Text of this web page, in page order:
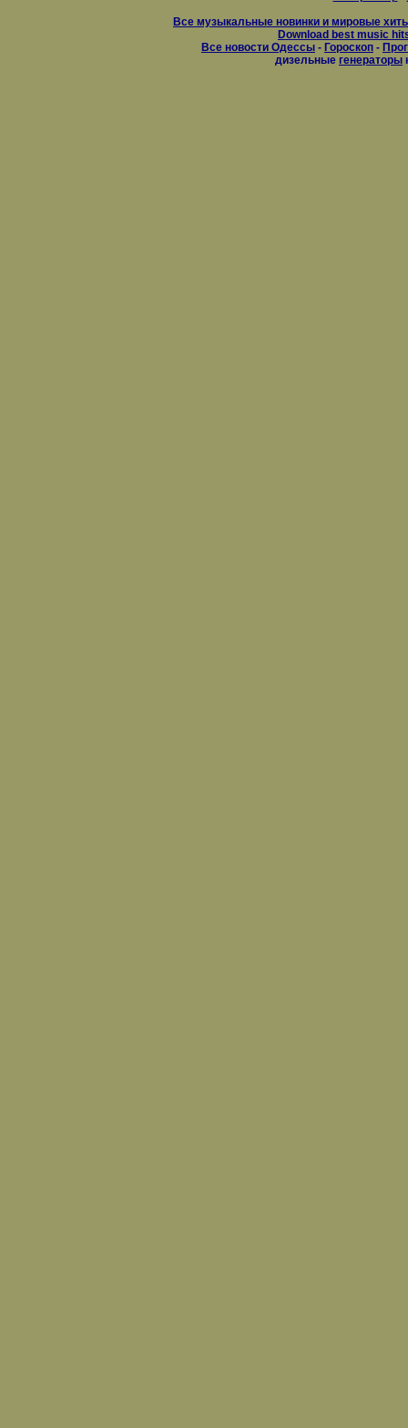
Все музыкальные новинки и мировые
Download best music
Все новости Одессы - Гороскоп -
дизельные генераторы